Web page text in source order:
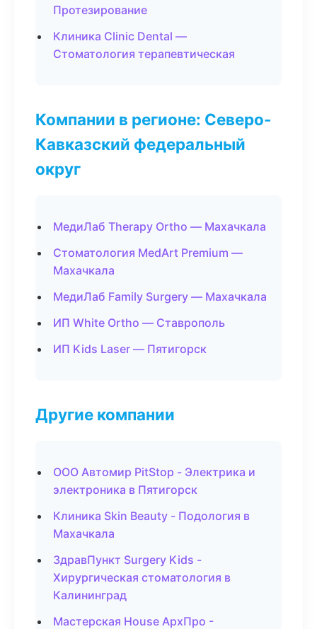
Протезирование
Клиника Clinic Dental —
Стоматология терапевтическая
Компании в регионе: Северо-
Кавказский федеральный
округ
МедиЛаб Therapy Ortho — Махачкала
Стоматология MedArt Premium —
Махачкала
МедиЛаб Family Surgery — Махачкала
ИП White Ortho — Ставрополь
ИП Kids Laser — Пятигорск
Другие компании
ООО Автомир PitStop - Электрика и
электроника в Пятигорск
Клиника Skin Beauty - Подология в
Махачкала
ЗдравПункт Surgery Kids -
Хирургическая стоматология в
Калининград
Мастерская House АрхПро -